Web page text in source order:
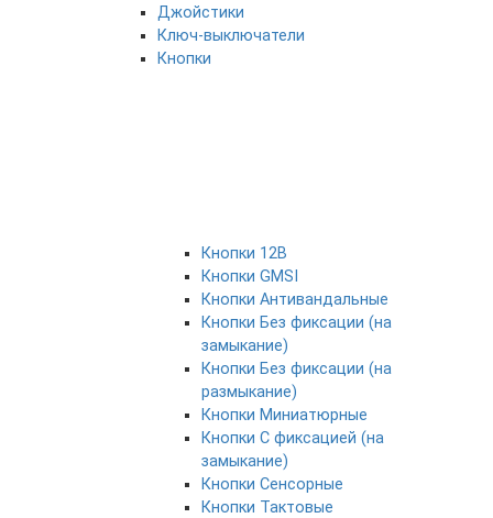
Джойстики
Ключ-выключатели
Кнопки
Кнопки 12В
Кнопки GMSI
Кнопки Антивандальные
Кнопки Без фиксации (на
замыкание)
Кнопки Без фиксации (на
размыкание)
Кнопки Миниатюрные
Кнопки С фиксацией (на
замыкание)
Кнопки Сенсорные
Кнопки Тактовые